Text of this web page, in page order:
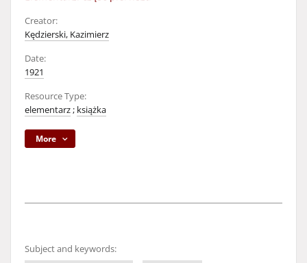
Creator:
Kędzierski, Kazimierz
Date:
1921
Resource Type:
elementarz; książka
More
Subject and keywords: